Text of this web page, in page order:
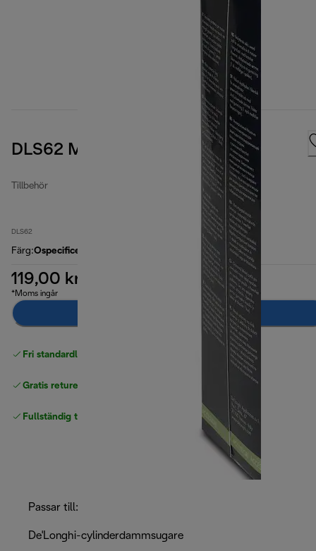
DLS62 Micro filtering bags
Tillbehör
DLS62
Färg:Ospecificerad
119,00 kr
*Moms ingår
Lägg till i kundvagnen
Fri standardleverans
Gratis returer
Fullständig tillverkargaranti
Passar till:
De'Longhi-cylinderdammsugare